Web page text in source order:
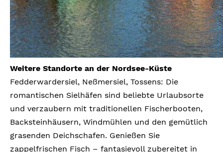
Weitere Standorte an der Nordsee-Küste
Fedderwardersiel, Neßmersiel, Tossens: Die
romantischen Sielhäfen sind beliebte Urlaubsorte
und verzaubern mit traditionellen Fischerbooten,
Backsteinhäusern, Windmühlen und den gemütlich
grasenden Deichschafen. Genießen Sie
zappelfrischen Fisch – fantasievoll zubereitet in